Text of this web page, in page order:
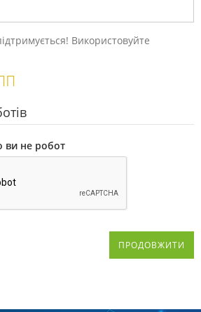
Використовуйте
ви не робот
ПРОДОВЖИТИ